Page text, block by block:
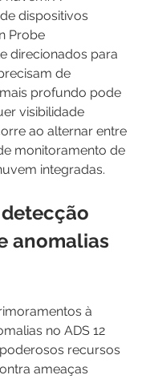
dispositivos
Probe
direcionados para
de
profundo pode
visibilidade
ao alternar entre
monitoramento de
integradas.
anomalias
à
no ADS 12
recursos
ameaças